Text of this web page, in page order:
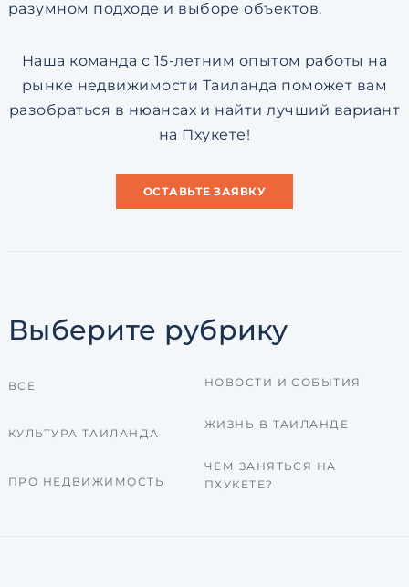
разумном подходе и выборе объектов.
Наша команда с 15-летним опытом работы на
рынке недвижимости Таиланда поможет вам
разобраться в нюансах и найти лучший вариант
на Пхукете!
ОСТАВЬТЕ ЗАЯВКУ
Выберите рубрику
ВСЕ
КУЛЬТУРА ТАИЛАНДА
ПРО НЕДВИЖИМОСТЬ
НОВОСТИ И СОБЫТИЯ
ЖИЗНЬ В ТАИЛАНДЕ
ЧЕМ ЗАНЯТЬСЯ НА
ПХУКЕТЕ?